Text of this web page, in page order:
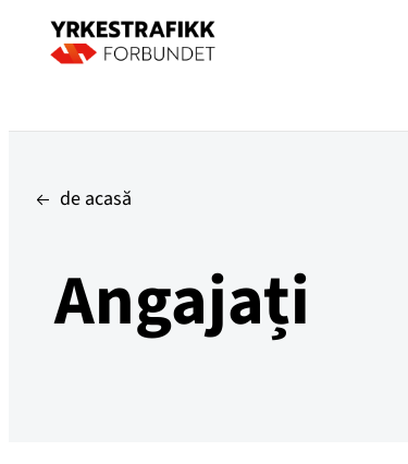
de acasă
Angajați